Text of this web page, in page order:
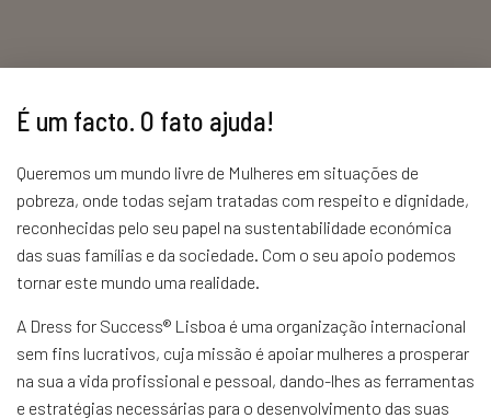
É um facto. O fato ajuda!
Queremos um mundo livre de Mulheres em situações de
pobreza, onde todas sejam tratadas com respeito e dignidade,
reconhecidas pelo seu papel na sustentabilidade económica
das suas famílias e da sociedade. Com o seu apoio podemos
tornar este mundo uma realidade.
A Dress for Success® Lisboa é uma organização internacional
sem fins lucrativos, cuja missão é apoiar mulheres a prosperar
na sua a vida profissional e pessoal, dando-lhes as ferramentas
e estratégias necessárias para o desenvolvimento das suas